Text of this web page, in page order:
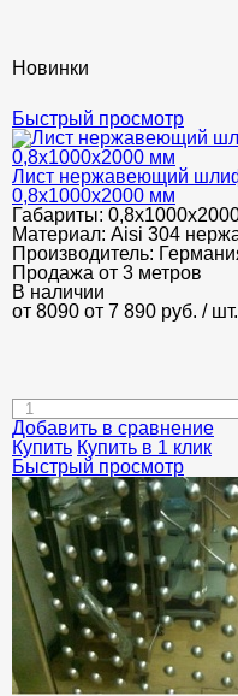
Новинки
Быстрый просмотр
Лист нержавеющий
0,8х1000х2000 мм
Габариты:
Материал: Aisi 304
Производитель:
Продажа от 3 метров
В наличии
от 8090 от 7 890 руб. / шт.
Добавить в сравнение
Купить Купить в 1 клик
Быстрый просмотр